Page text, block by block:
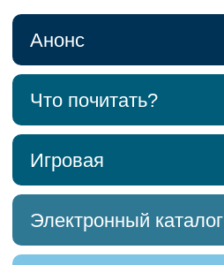
Анонс
Что почитать?
Игровая
Электронный каталог